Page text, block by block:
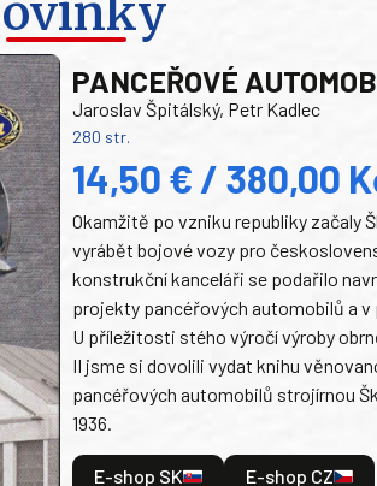
PANCEŘOVÉ
Jaroslav Špitálský, Petr Kadlec
280 str.
14,50 € / 380,00
Okamžitě po vzniku republiky začaly
vyrábět bojové vozy pro
konstrukční kanceláři se podařilo
projekty pancéřových automobilů a
U příležitosti stého výročí výroby
II jsme si dovolili vydat knihu
pancéřových automobilů strojírnou
1936.
E-shop SK E-shop CZ